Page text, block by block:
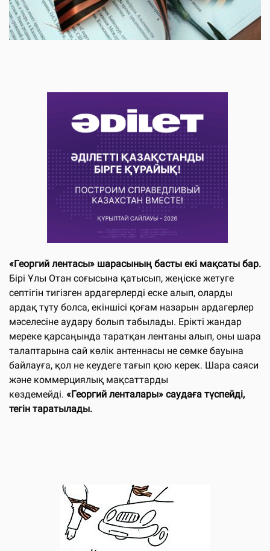
«Георгий лентасы» шарасының басты екі мақсаты бар.
Бірі Ұлы Отан соғысына қатысып, жеңіске жетуге
септігін тигізген ардагерлерді еске алып, оларды
ардақ тұту болса, екіншісі қоғам назарын ардагерлер
мәселесіне аудару болып табылады. Ерікті жандар
мереке қарсаңында таратқан лентаны алып, оны шара
талаптарына сай көлік антеннасы не сөмке бауына
байлауға, қол не кеудеге тағып қою керек. Шара саяси
және коммерциялық мақсаттарды
көздемейді. «Георгий ленталары» саудаға түспейді,
тегін таратылады.